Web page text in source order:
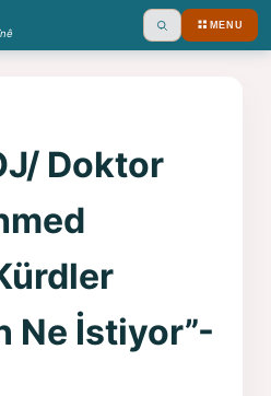
Ara MENU
Doktor
Ne İstiyor”-